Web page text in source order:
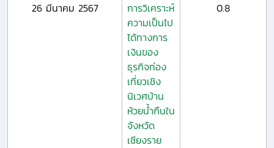
26 มีนาคม 2567
การวิเคราะห์
ความเป็นไป
ได้ทางการ
เงินของ
ธุรกิจท่อง
เที่ยวเชิง
นิเวศบ้าน
ห้วยน้ำกืนใน
จังหวัด
เชียงราย
0.8